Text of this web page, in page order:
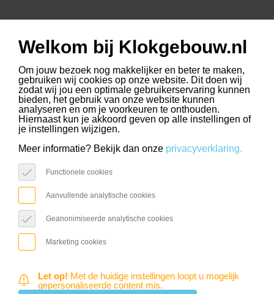
www.trudo.nl
www.slimmerkopen.nl
www.driehoekstrijps.nl
KENNIS
Playgrounds
Agenda / Kennis
Welkom bij Klokgebouw.nl
select language
Om jouw bezoek nog makkelijker en beter te maken,
gebruiken wij cookies op onze website. Dit doen wij
zodat wij jou een optimale gebruikerservaring kunnen
bieden, het gebruik van onze website kunnen
analyseren en om je voorkeuren te onthouden.
Hiernaast kun je akkoord geven op alle instellingen of
je instellingen wijzigen.
Meer informatie? Bekijk dan onze privacyverklaring.
Functionele cookies
Aanvullende analytische cookies
Geanonimiseerde analytische cookies
Marketing cookies
Let op! Met de huidige instellingen loopt u mogelijk
gepersonaliseerde content mis.